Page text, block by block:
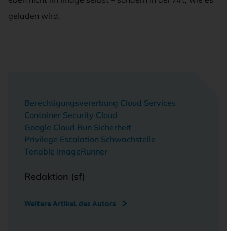
geladen wird.
Berechtigungsvererbung Cloud Services
Container Security Cloud
Google Cloud Run Sicherheit
Privilege Escalation Schwachstelle
Tenable ImageRunner
Redaktion (sf)
Weitere Artikel des Autors